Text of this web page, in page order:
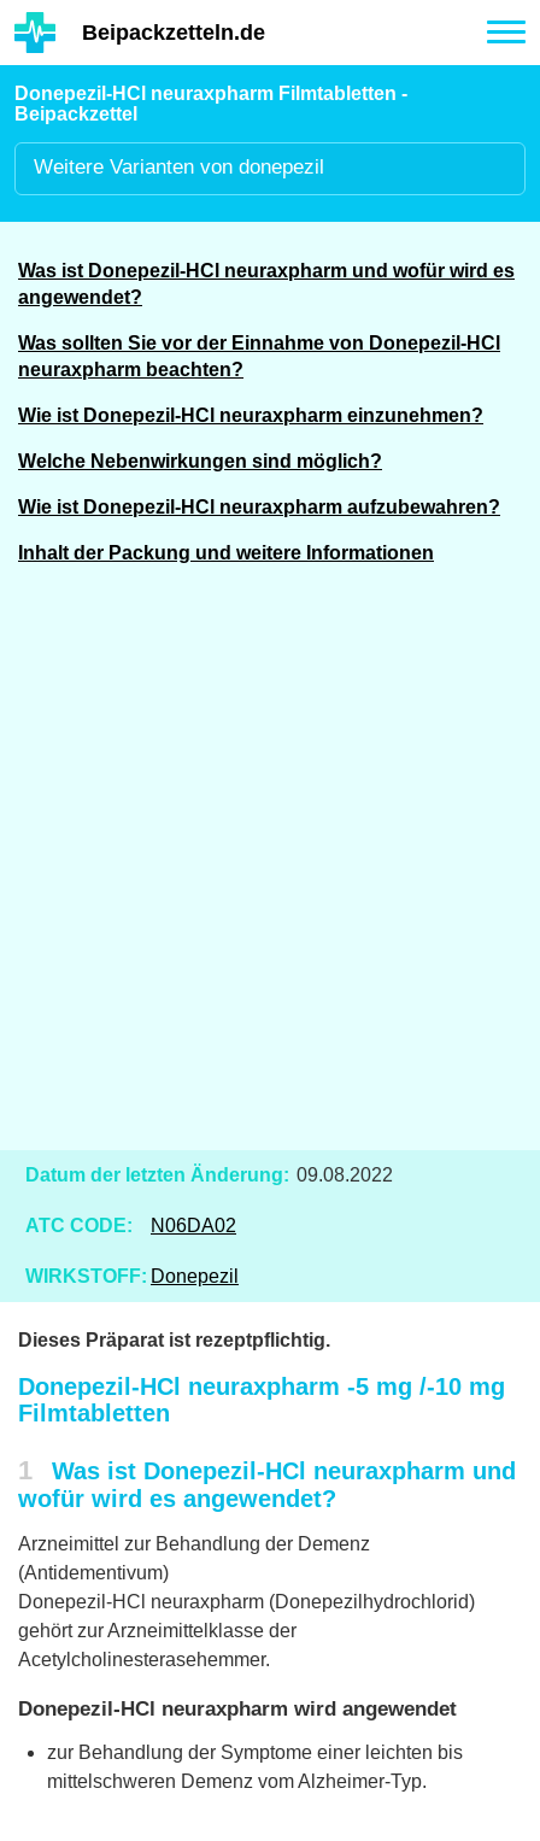
Hauptinhalt
Beipackzetteln.de
Donepezil-HCl neuraxpharm Filmtabletten -
Beipackzettel
Weitere Varianten von donepezil
Was ist Donepezil-HCl neuraxpharm und wofür wird es
angewendet?
Was sollten Sie vor der Einnahme von Donepezil-HCl
neuraxpharm beachten?
Wie ist Donepezil-HCl neuraxpharm einzunehmen?
Welche Nebenwirkungen sind möglich?
Wie ist Donepezil-HCl neuraxpharm aufzubewahren?
Inhalt der Packung und weitere Informationen
Datum der letzten Änderung: 09.08.2022
ATC CODE: N06DA02
WIRKSTOFF: Donepezil
Dieses Präparat ist rezeptpflichtig.
Donepezil-HCl neuraxpharm -5 mg /-10 mg
Filmtabletten
1
Was ist Donepezil-HCl neuraxpharm und
wofür wird es angewendet?
Arzneimittel zur Behandlung der Demenz
(Antidementivum)
Donepezil-HCl neuraxpharm (Donepezilhydrochlorid)
gehört zur Arzneimittelklasse der
Acetylcholinesterasehemmer.
Donepezil-HCl neuraxpharm wird angewendet
zur Behandlung der Symptome einer leichten bis
mittelschweren Demenz vom Alzheimer-Typ.